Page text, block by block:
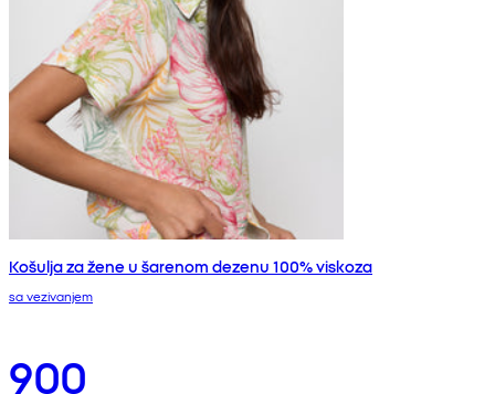
Košulja za žene u šarenom dezenu 100% viskoza
sa vezivanjem
900